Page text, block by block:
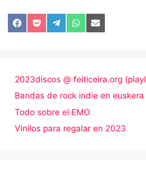
Compartir
en
Compartir
en
Compartir
en
Compartir
en
Compartir
en
2023discos @ feiticeira.org
Bandas de rock indie en euskera
Todo sobre el EMO
Vinilos para regalar en 2023